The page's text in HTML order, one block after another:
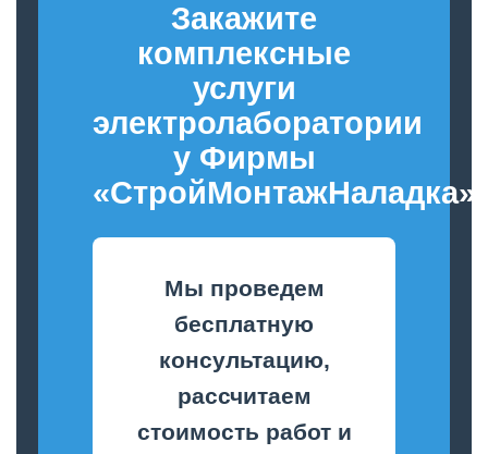
Закажите
комплексные
услуги
электролаборатории
у Фирмы
«СтройМонтажНаладка»
Мы проведем
бесплатную
консультацию,
рассчитаем
стоимость работ и